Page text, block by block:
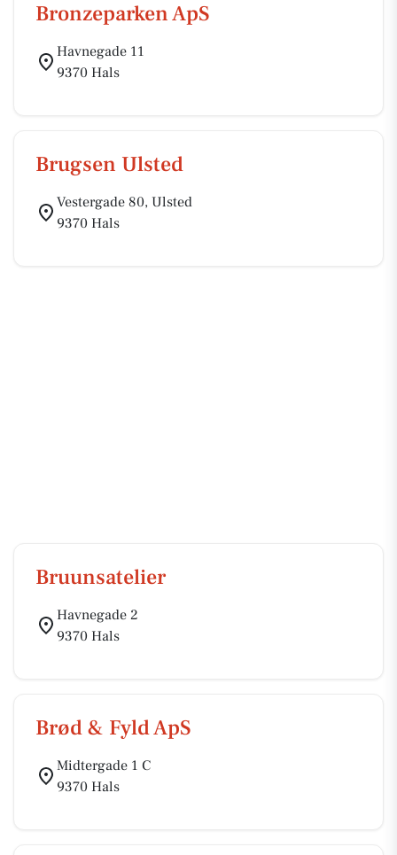
Bronzeparken ApS
Havnegade 11
9370 Hals
Brugsen Ulsted
Vestergade 80, Ulsted
9370 Hals
Bruunsatelier
Havnegade 2
9370 Hals
Brød & Fyld ApS
Midtergade 1 C
9370 Hals